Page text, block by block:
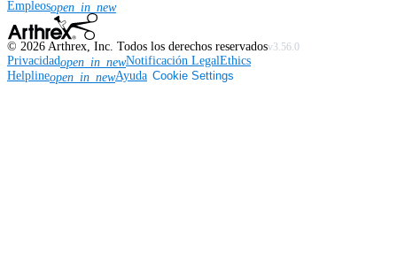
Empleosopen_in_new
© 2026 Arthrex, Inc. Todos los derechos reservadosv3.56.0
Privacidadopen_in_newNotificación LegalEthics
Helplineopen_in_newAyuda Cookie Settings